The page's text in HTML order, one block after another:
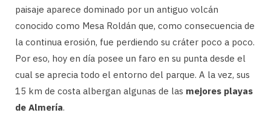
paisaje aparece dominado por un antiguo volcán
conocido como Mesa Roldán que, como consecuencia de
la continua erosión, fue perdiendo su cráter poco a poco.
Por eso, hoy en día posee un faro en su punta desde el
cual se aprecia todo el entorno del parque. A la vez, sus
15 km de costa albergan algunas de las mejores playas
de Almería.